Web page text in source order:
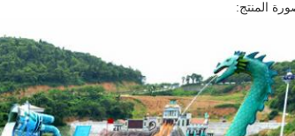
المنتج: